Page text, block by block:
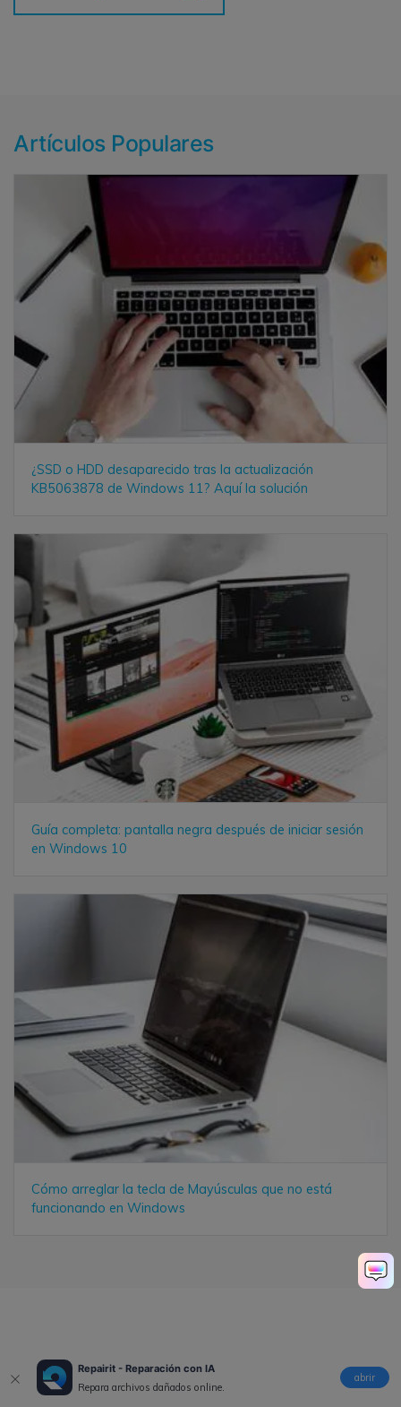
Repairit - Reparación con IA
Repara archivos dañados online.
abrir
Artículos Populares
¿SSD o HDD desaparecido tras la actualización
KB5063878 de Windows 11? Aquí la solución
Guía completa: pantalla negra después de iniciar sesión
en Windows 10
Cómo arreglar la tecla de Mayúsculas que no está
funcionando en Windows
Alfonso Cervera